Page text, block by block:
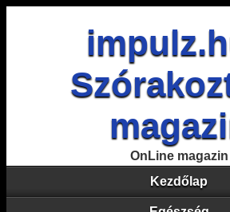
OnLine magazin
Kezdőlap